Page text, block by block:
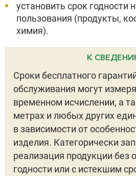
установить срок годности
пользования (продукты,
химия).
К
Сроки бесплатного
обслуживания могут
временном исчислении, а
метрах и любых других
в зависимости от
изделия. Категорически
реализация продукции без
годности или с истекшим